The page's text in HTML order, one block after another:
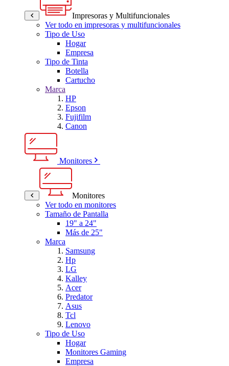
Impresoras y Multifuncionales
Ver todo en impresoras y multifuncionales
Tipo de Uso
Hogar
Empresa
Tipo de Tinta
Botella
Cartucho
Marca
HP
Epson
Fujifilm
Canon
Monitores
Monitores
Ver todo en monitores
Tamaño de Pantalla
19" a 24"
Más de 25"
Marca
Samsung
Hp
LG
Kalley
Acer
Predator
Asus
Tcl
Lenovo
Tipo de Uso
Hogar
Monitores Gaming
Empresa